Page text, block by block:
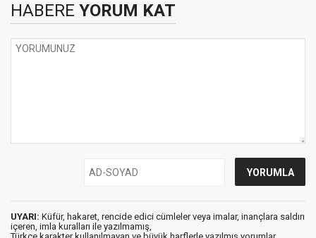
HABERE YORUM KAT
UYARI: Küfür, hakaret, rencide edici cümleler veya imalar, inançlara saldırı
içeren, imla kuralları ile yazılmamış,